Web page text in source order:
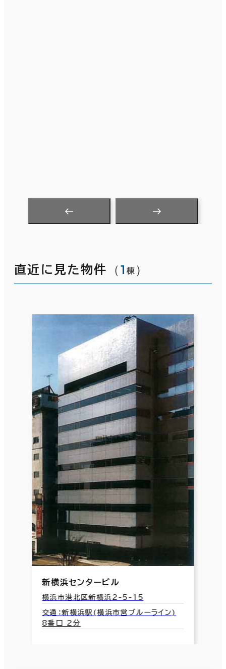
直近に見た物件 （1 棟 ）
新横浜センタービル
横浜市港北区新横浜2-5-15
交通：新横浜駅(横浜市営ブルーライン)
8番口 2分